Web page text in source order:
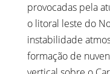
provocadas pela
o litoral leste do
instabilidade
formação de